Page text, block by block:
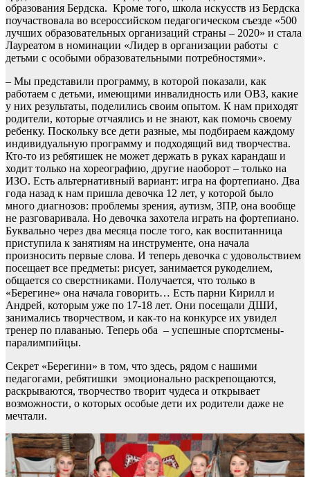
образования Бердска. Кроме того, школа искусств из Бердска
поучаствовала во всероссийском педагогическом съезде «500
лучших образовательных организаций страны – 2020» и стала
Лауреатом в номинации «Лидер в организации работы с
детьми с особыми образовательными потребностями».
– Мы представили программу, в которой показали, как
работаем с детьми, имеющими инвалидность или ОВЗ, какие
у них результаты, поделились своим опытом. К нам приходят
родители, которые отчаялись и не знают, как помочь своему
ребенку. Поскольку все дети разные, мы подбираем каждому
индивидуальную программу и подходящий вид творчества.
Кто-то из ребятишек не может держать в руках карандаш и
ходит только на хореографию, другие наоборот – только на
ИЗО. Есть альтернативный вариант: игра на фортепиано. Два
года назад к нам пришла девочка 12 лет, у которой было
много диагнозов: проблемы зрения, аутизм, ЗПР, она вообще
не разговаривала. Но девочка захотела играть на фортепиано.
Буквально через два месяца после того, как воспитанница
приступила к занятиям на инструменте, она начала
произносить первые слова. И теперь девочка с удовольствием
посещает все предметы: рисует, занимается рукоделием,
общается со сверстниками. Получается, что только в
«Берегине» она начала говорить… Есть парни Кирилл и
Андрей, которым уже по 17-18 лет. Они посещали ДШИ,
занимались творчеством, и как-то на конкурсе их увидел
тренер по плаванью. Теперь оба – успешные спортсмены-
паралимпийцы.
Секрет «Берегини» в том, что здесь, рядом с нашими
педагогами, ребятишки эмоционально раскрепощаются,
раскрываются, творчество творит чудеса и открывает
возможности, о которых особые дети их родители даже не
мечтали.